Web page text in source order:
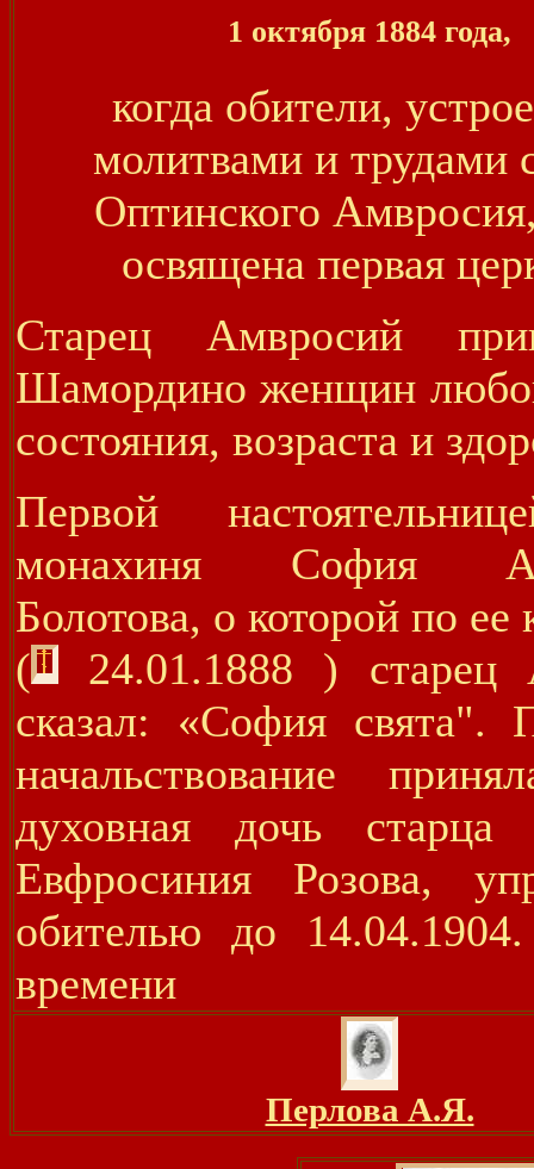
1 октября 1884 года,
когда обители,
молитвами и трудами
Оптинского
освящена первая
Старец Амвросий
Шамордино женщин
состояния, возраста и
Первой
монахиня София
Болотова, о которой по ее
(
24.01.1888 ) старец
сказал: «София свята".
начальствование
духовная дочь старца
Евфросиния Розова,
обителью до
времени
Перлова А.Я.